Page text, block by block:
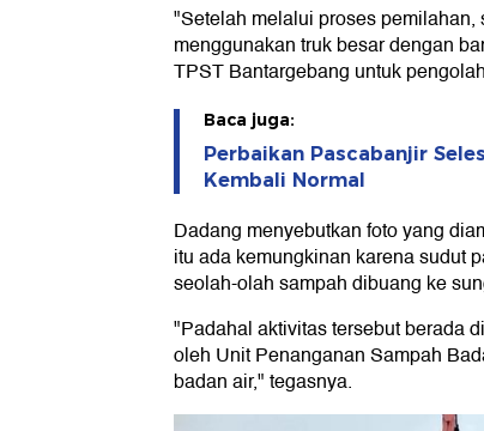
"Setelah melalui proses
menggunakan truk besar dengan
TPST Bantargebang untuk
Baca juga:
Perbaikan Pascabanjir
Kembali Normal
Dadang menyebutkan foto yang
itu ada kemungkinan karena sudut
seolah-olah sampah dibuang ke
"Padahal aktivitas tersebut berada
oleh Unit Penanganan Sampah
badan air," tegasnya.